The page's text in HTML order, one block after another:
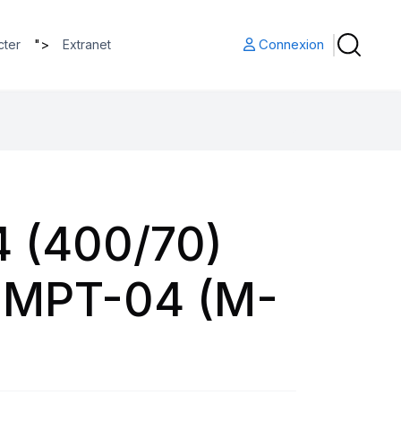
"> Extranet Connexion
(400/70)
MPT-04 (M-